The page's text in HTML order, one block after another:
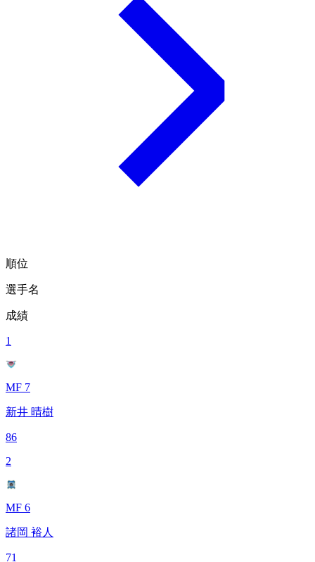
順位
選手名
成績
1
MF 7
新井 晴樹
86
2
MF 6
諸岡 裕人
71